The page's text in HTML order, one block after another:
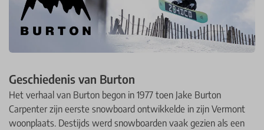
Geschiedenis van Burton
Het verhaal van Burton begon in 1977 toen Jake Burton
Carpenter zijn eerste snowboard ontwikkelde in zijn Vermont
woonplaats. Destijds werd snowboarden vaak gezien als een